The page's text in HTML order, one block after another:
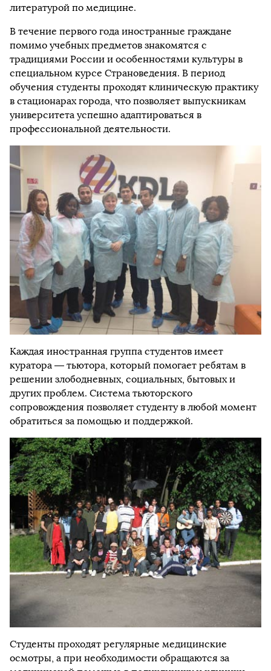
литературой по медицине.
В течение первого года иностранные граждане
помимо учебных предметов знакомятся с
традициями России и особенностями культуры в
специальном курсе Страноведения. В период
обучения студенты проходят клиническую практику
в стационарах города, что позволяет выпускникам
университета успешно адаптироваться в
профессиональной деятельности.
Каждая иностранная группа студентов имеет
куратора — тьютора, который помогает ребятам в
решении злободневных, социальных, бытовых и
других проблем. Система тьюторского
сопровождения позволяет студенту в любой момент
обратиться за помощью и поддержкой.
Студенты проходят регулярные медицинские
осмотры, а при необходимости обращаются за